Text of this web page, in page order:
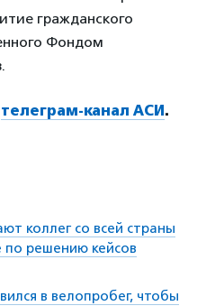
гражданского
Фондом
телеграм-канал АСИ .
коллег со всей страны
по решению кейсов
в велопробег, чтобы